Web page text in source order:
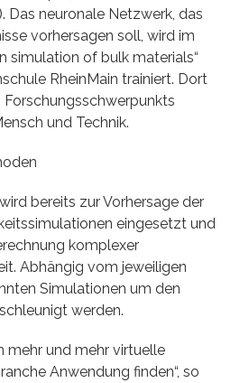
Das neuronale Netzwerk, das
vorhersagen soll, wird im
simulation of bulk materials“
RheinMain trainiert. Dort
Forschungsschwerpunkts
und Technik.
bereits zur Vorhersage der
eingesetzt und
komplexer
Abhängig vom jeweiligen
Simulationen um den
werden.
mehr und mehr virtuelle
Anwendung finden“, so